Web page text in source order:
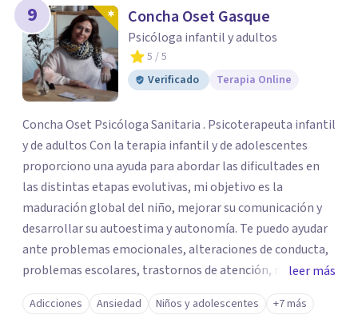
9 Concha Oset Gasque
Psicóloga infantil y adultos
5 / 5
Verificado
Terapia Online
Concha Oset Psicóloga Sanitaria . Psicoterapeuta infantil
y de adultos Con la terapia infantil y de adolescentes
proporciono una ayuda para abordar las dificultades en
las distintas etapas evolutivas, mi objetivo es la
maduración global del niño, mejorar su comunicación y
desarrollar su autoestima y autonomía. Te puedo ayudar
ante problemas emocionales, alteraciones de conducta,
problemas escolares, trastornos de atención, miedos,
ansiedad. El apoyo a los padres es un pilar importante de
mi trabajo, dotándoles de herramientas que les ayuden a
leer más
Adicciones Ansiedad Niños y adolescentes +7 más